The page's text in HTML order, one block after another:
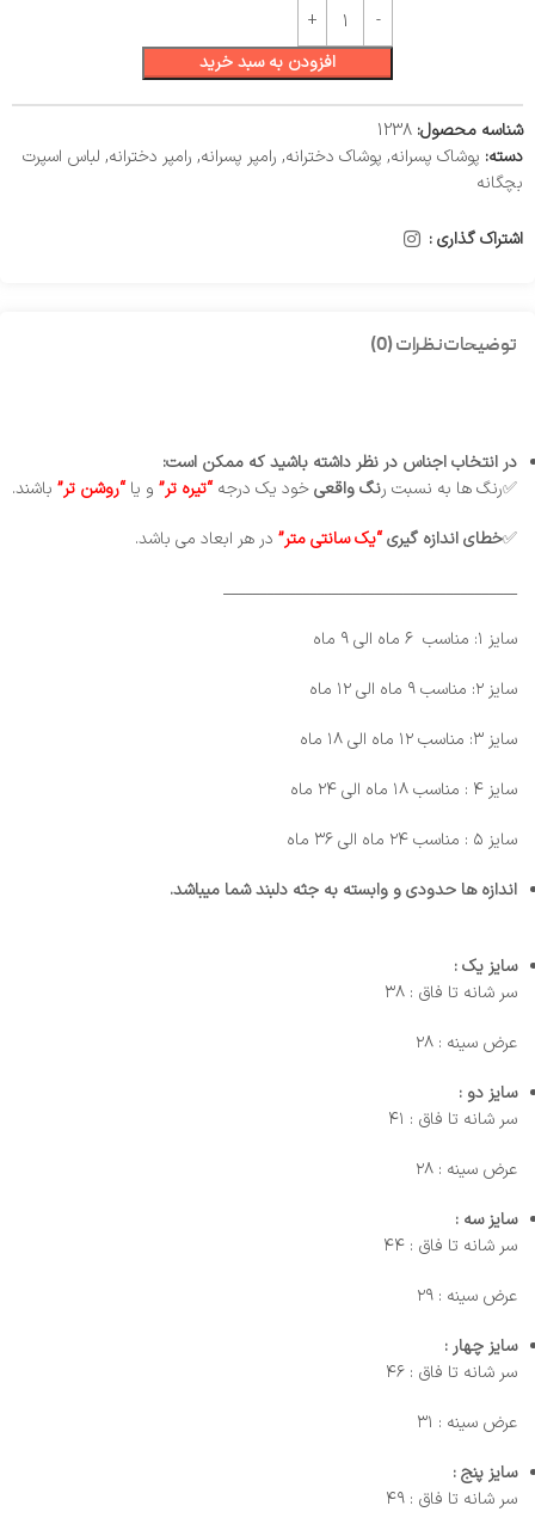
افزودن به سبد خرید
شناسه محصول: 1238
دسته: پوشاک پسرانه, پوشاک دخترانه, رامپر پسرانه, رامپر دخترانه, لباس اسپرت
بچگانه
اشتراک گذاری :
توضیحاتنظرات (0)
در انتخاب اجناس در نظر داشته باشید که ممکن است:
✅رنگ ها به نسبت رنگ واقعیخود یک درجه“تیره تر” و یا“روشن تر” باشند.
✅خطایاندازه گیری“یک سانتی متر” در هر ابعاد می باشد.
_________________________________________
سایز ۱: مناسب ۶ ماه الی ۹ ماه
سایز ۲: مناسب ۹ ماه الی ۱۲ ماه
سایز ۳: مناسب ۱۲ ماه الی ۱۸ ماه
سایز ۴ : مناسب ۱۸ ماه الی ۲۴ ماه
سایز ۵ : مناسب ۲۴ ماه الی ۳۶ ماه
اندازه ها حدودی و وابسته به جثه دلبند شما میباشد.
سایز یک :
سر شانه تا فاق : ۳۸
عرض سینه : ۲۸
سایز دو :
سر شانه تا فاق : ۴۱
عرض سینه : ۲۸
سایز سه :
سر شانه تا فاق : ۴۴
عرض سینه : ۲۹
سایز چهار :
سر شانه تا فاق : ۴۶
عرض سینه : ۳۱
سایز پنج :
سر شانه تا فاق : ۴۹